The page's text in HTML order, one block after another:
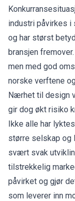
industri påvirkes i
og har størst
bransjen
men med god
norske verftene
Nærhet til design
gir dog økt risiko
Ikke alle har
større selskap og
svært svak
tilstrekkelig
påvirket og gjør
som leverer inn